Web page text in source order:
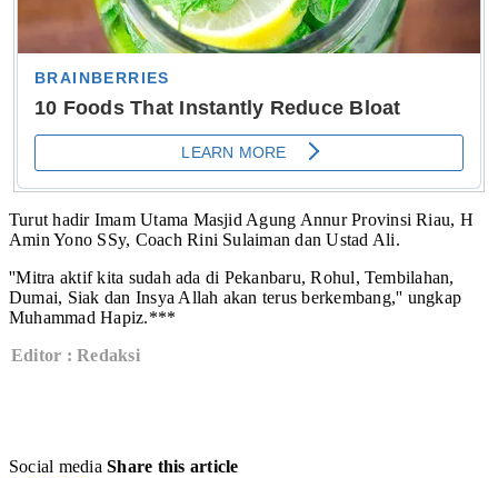
Turut hadir Imam Utama Masjid Agung Annur Provinsi Riau, H
Amin Yono SSy, Coach Rini Sulaiman dan Ustad Ali.
''Mitra aktif kita sudah ada di Pekanbaru, Rohul, Tembilahan,
Dumai, Siak dan Insya Allah akan terus berkembang,'' ungkap
Muhammad Hapiz.***
Editor : Redaksi
Social media Share this article